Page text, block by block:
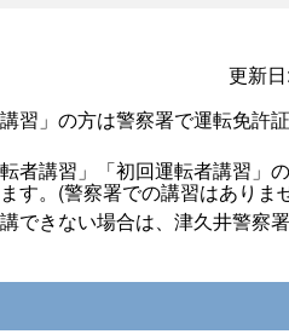
更新日:
」の方は警察署で運転免許証
者講習」「初回運転者講習」
す。(警察署での講習はありま
できない場合は、津久井警察